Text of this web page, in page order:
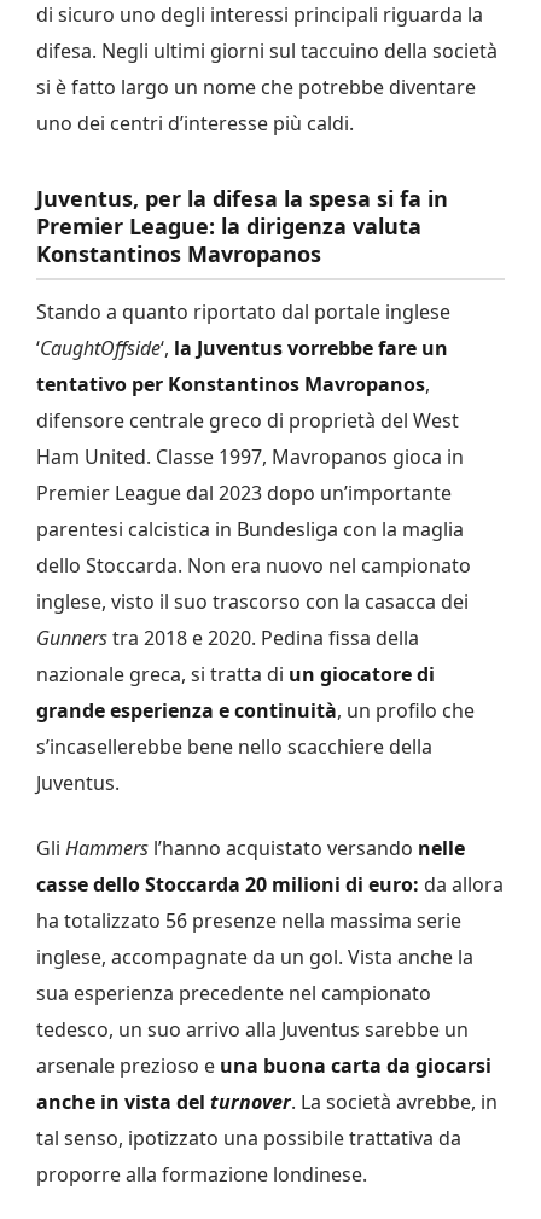
di sicuro uno degli interessi principali riguarda la
difesa. Negli ultimi giorni sul taccuino della società
si è fatto largo un nome che potrebbe diventare
uno dei centri d’interesse più caldi.
Juventus, per la difesa la spesa si fa in
Premier League: la dirigenza valuta
Konstantinos Mavropanos
Stando a quanto riportato dal portale inglese
‘CaughtOffside‘, la Juventus vorrebbe fare un
tentativo per Konstantinos Mavropanos,
difensore centrale greco di proprietà del West
Ham United. Classe 1997, Mavropanos gioca in
Premier League dal 2023 dopo un’importante
parentesi calcistica in Bundesliga con la maglia
dello Stoccarda. Non era nuovo nel campionato
inglese, visto il suo trascorso con la casacca dei
Gunnerstra 2018 e 2020. Pedina fissa della
nazionale greca, si tratta di un giocatore di
grande esperienza e continuità, un profilo che
s’incasellerebbe bene nello scacchiere della
Juventus.
Gli Hammers l’hanno acquistato versando nelle
casse dello Stoccarda 20 milioni di euro: da allora
ha totalizzato 56 presenze nella massima serie
inglese, accompagnate da un gol. Vista anche la
sua esperienza precedente nel campionato
tedesco, un suo arrivo alla Juventus sarebbe un
arsenale prezioso e una buona carta da giocarsi
anche in vista del turnover. La società avrebbe, in
tal senso, ipotizzato una possibile trattativa da
proporre alla formazione londinese.